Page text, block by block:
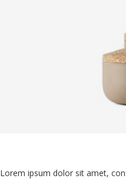
Lorem ipsum dolor sit amet,